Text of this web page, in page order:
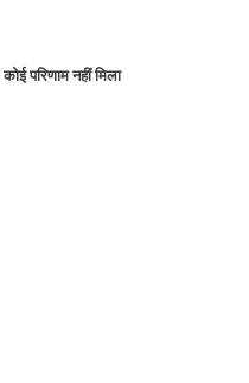
कोई परिणाम नहीं मिला